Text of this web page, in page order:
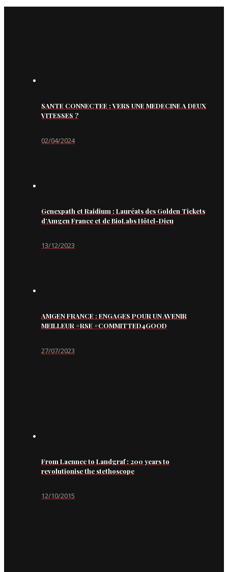
SANTE CONNECTEE : VERS UNE MEDECINE A DEUX
VITESSES ?
02/04/2024
Genexpath et Raidium : Lauréats des Golden Tickets
d’Amgen France et de BioLabs Hôtel-Dieu
13/12/2023
AMGEN FRANCE : ENGAGES POUR UN AVENIR
MEILLEUR #RSE #COMMITTED4GOOD
27/07/2023
From Laennec to Landgraf : 200 years to
revolutionise the stethoscope
12/10/2015